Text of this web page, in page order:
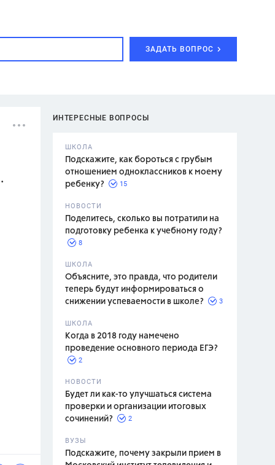
ЗАДАТЬ ВОПРОС
ИНТЕРЕСНЫЕ ВОПРОСЫ
ШКОЛА
Подскажите, как бороться с грубым
отношением одноклассников к моему
ребенку?
15
НОВОСТИ
Поделитесь, сколько вы потратили на
подготовку ребенка к учебному году?
8
ШКОЛА
Объясните, это правда, что родители
теперь будут информироваться о
снижении успеваемости в школе?
3
ШКОЛА
Когда в 2018 году намечено
проведение основного периода ЕГЭ?
2
НОВОСТИ
Будет ли как-то улучшаться система
проверки и организации итоговых
сочинений?
2
ВУЗЫ
Подскажите, почему закрыли прием в